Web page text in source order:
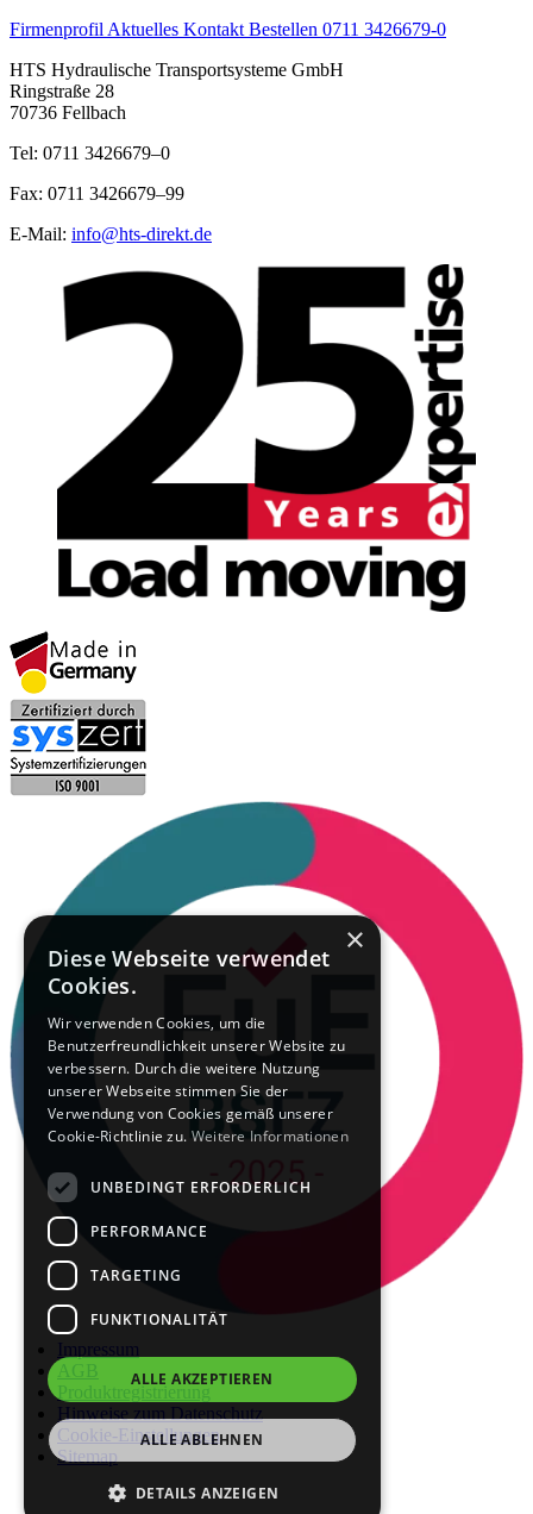
Firmenprofil Aktuelles Kontakt Bestellen 0711 3426679-0
HTS Hydraulische Transportsysteme GmbH
Ringstraße 28
70736 Fellbach
Tel: 0711 3426679–0
Fax: 0711 3426679–99
E-Mail: info@hts-direkt.de
Impressum
AGB
Produktregistrierung
Hinweise zum Datenschutz
Cookie-Einstellungen
Sitemap
×
Diese Webseite verwendet
Cookies.
Wir verwenden Cookies, um die
Benutzerfreundlichkeit unserer Website zu
verbessern. Durch die weitere Nutzung
unserer Webseite stimmen Sie der
Verwendung von Cookies gemäß unserer
Cookie-Richtlinie zu. Weitere Informationen
UNBEDINGT ERFORDERLICH
PERFORMANCE
TARGETING
FUNKTIONALITÄT
ALLE AKZEPTIEREN
ALLE ABLEHNEN
DETAILS ANZEIGEN